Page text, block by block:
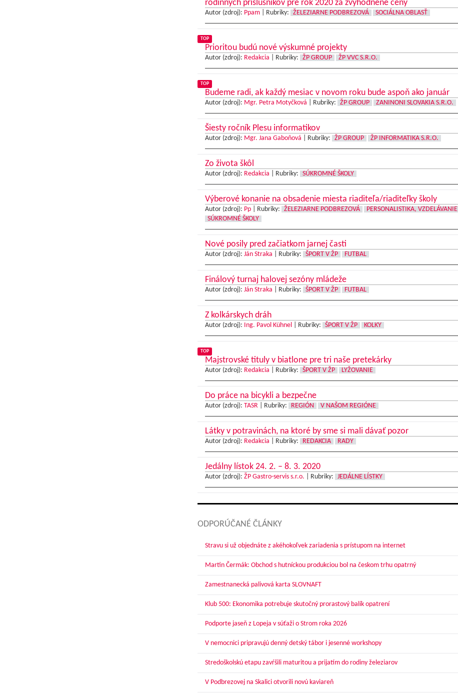
rodinných príslušníkov pre rok 2020 za zvýhodnené ceny
Autor (zdroj): Ppam| Rubriky: ŽELEZIARNE PODBREZOVÁ SOCIÁLNA OBLASŤ
TOP
Prioritou budú nové výskumné projekty
Autor (zdroj): Redakcia Rubriky: ŽP GROUP ŽP VVC S.R.O.
TOP
Budeme radi, ak každý mesiac v novom roku bude aspoň ako január
Autor (zdroj): Mgr. Petra Motyčková Rubriky: ŽP GROUP ZANINONI SLOVAKIA S.R.O.
Šiesty ročník Plesu informatikov
Autor (zdroj): Mgr. Jana Gaboňová Rubriky: ŽP GROUP ŽP INFORMATIKA S.R.O.
Zo života škôl
Autor (zdroj): Redakcia Rubriky: SÚKROMNÉ ŠKOLY
Výberové konanie na obsadenie miesta riaditeľa/riaditeľky školy
Autor (zdroj): Pp| Rubriky: ŽELEZIARNE PODBREZOVÁ
PERSONALISTIKA, VZDELÁVANIE
SÚKROMNÉ ŠKOLY
Nové posily pred začiatkom jarnej časti
Autor (zdroj): Ján Straka Rubriky: ŠPORT V ŽP FUTBAL
Finálový turnaj halovej sezóny mládeže
Autor (zdroj): Ján Straka Rubriky: ŠPORT V ŽP FUTBAL
Z kolkárskych dráh
Autor (zdroj): Ing. Pavol Kühnel Rubriky: ŠPORT V ŽP KOLKY
TOP
Majstrovské tituly v biatlone pre tri naše pretekárky
Autor (zdroj): Redakcia Rubriky: ŠPORT V ŽP LYŽOVANIE
Do práce na bicykli a bezpečne
Autor (zdroj): TASR| Rubriky: REGIÓN V NAŠOM REGIÓNE
Látky v potravinách, na ktoré by sme si mali dávať pozor
Autor (zdroj): Redakcia Rubriky: REDAKCIA RADY
Jedálny lístok 24. 2. – 8. 3. 2020
Autor (zdroj): ŽP Gastro-servis s.r.o. Rubriky: JEDÁLNE LÍSTKY
ODPORÚČANÉ ČLÁNKY
Stravu si už objednáte z akéhokoľvek zariadenia s prístupom na internet
Martin Čermák: Obchod s hutníckou produkciou bol na českom trhu opatrný
Zamestnanecká palivová karta SLOVNAFT
Klub 500: Ekonomika potrebuje skutočný prorastový balík opatrení
Podporte jaseň z Lopeja v súťaži o Strom roka 2026
V nemocnici pripravujú denný detský tábor i jesenné workshopy
Stredoškolskú etapu zavŕšili maturitou a prijatím do rodiny železiarov
V Podbrezovej na Skalici otvorili novú kaviareň